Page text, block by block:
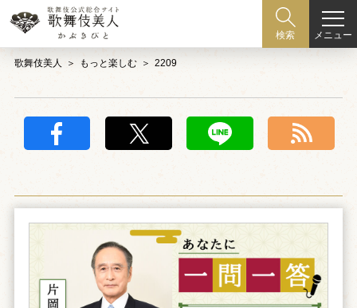
検索 メニュー
歌舞伎美人 もっと楽しむ 2209